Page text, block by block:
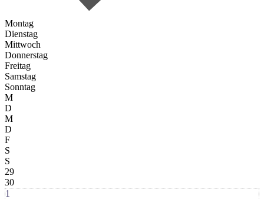
Montag
Dienstag
Mittwoch
Donnerstag
Freitag
Samstag
Sonntag
M
D
M
D
F
S
S
29
30
1